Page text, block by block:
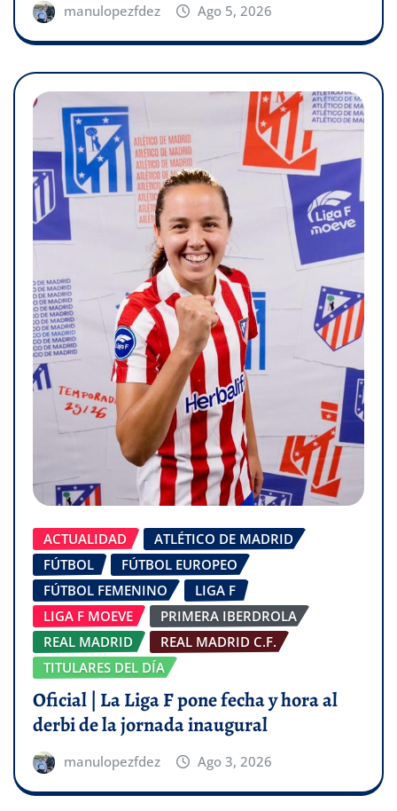
manulopezfdez Ago 5, 2026
ACTUALIDAD
ATLÉTICO DE MADRID
FÚTBOL
FÚTBOL EUROPEO
FÚTBOL FEMENINO
LIGA F
LIGA F MOEVE
PRIMERA IBERDROLA
REAL MADRID
REAL MADRID C.F.
TITULARES DEL DÍA
Oficial | La Liga F pone fecha y hora al
derbi de la jornada inaugural
manulopezfdez Ago 3, 2026